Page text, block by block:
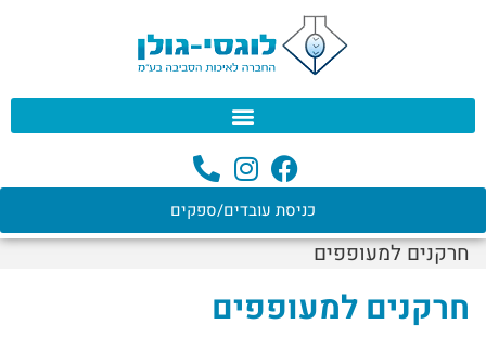
כניסת עובדים/ספקים
חרקנים למעופפים
חרקנים למעופפים